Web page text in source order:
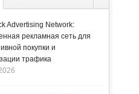
Advertising Network:
рекламная сеть для
покупки и
трафика